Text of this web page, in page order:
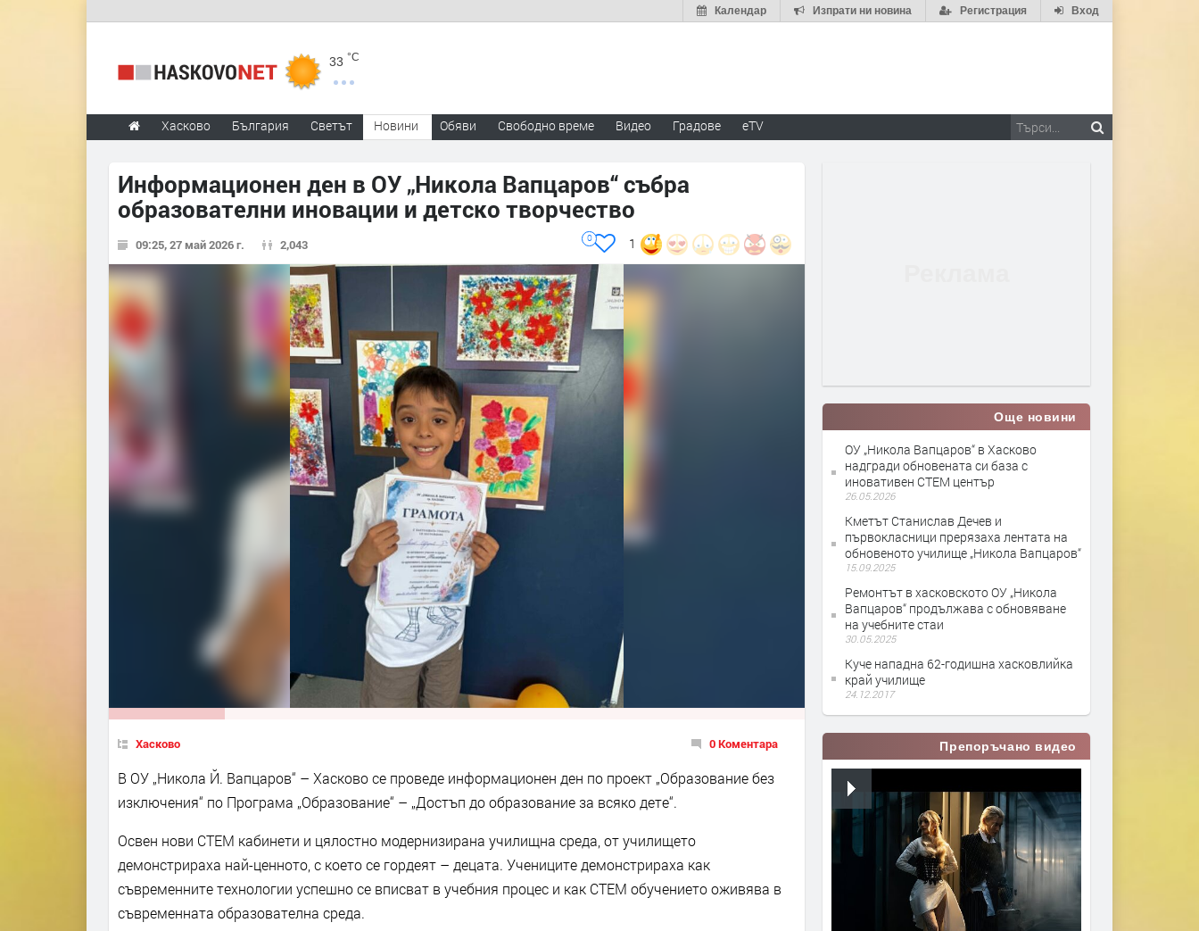
Вход
Регистрация
Изпрати ни новина
Календар
33 °C
Хасково България Светът Новини Обяви Свободно време Видео Градове eTV
Информационен ден в ОУ „Никола Вапцаров“ събра
образователни иновации и детско творчество
09:25, 27 май 2026 г. 2,043 1
0
Хасково 0 Коментара
В ОУ „Никола Й. Вапцаров“ – Хасково се проведе информационен ден по проект „Образование без
изключения“ по Програма „Образование“ – „Достъп до образование за всяко дете“.
Освен нови СТЕМ кабинети и цялостно модернизирана училищна среда, от училището
демонстрираха най-ценното, с което се гордеят – децата. Учениците демонстрираха как
съвременните технологии успешно се вписват в учебния процес и как СТЕМ обучението оживява в
съвременната образователна среда.
Още новини
ОУ „Никола Вапцаров“ в Хасково
надгради обновената си база с
иновативен СТЕМ център
26.05.2026
Кметът Станислав Дечев и
първокласници прерязаха лентата на
обновеното училище „Никола Вапцаров“
15.09.2025
Ремонтът в хасковското ОУ „Никола
Вапцаров“ продължава с обновяване
на учебните стаи
30.05.2025
Куче нападна 62-годишна хасковлийка
край училище
24.12.2017
Препоръчано видео